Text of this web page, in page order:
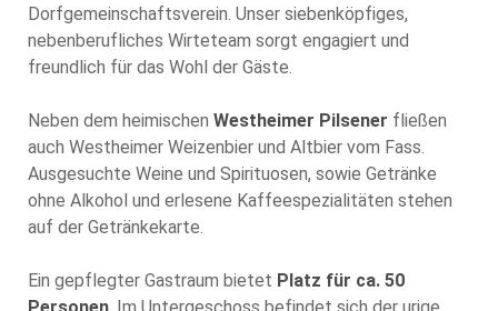
Dorfgemeinschaftsverein. Unser siebenköpfiges,
nebenberufliches Wirteteam sorgt engagiert und
freundlich für das Wohl der Gäste.
Neben dem heimischen Westheimer Pilsener fließen
auch Westheimer Weizenbier und Altbier vom Fass.
Ausgesuchte Weine und Spirituosen, sowie Getränke
ohne Alkohol und erlesene Kaffeespezialitäten stehen
auf der Getränkekarte.
Ein gepflegter Gastraum bietet Platz für ca. 50